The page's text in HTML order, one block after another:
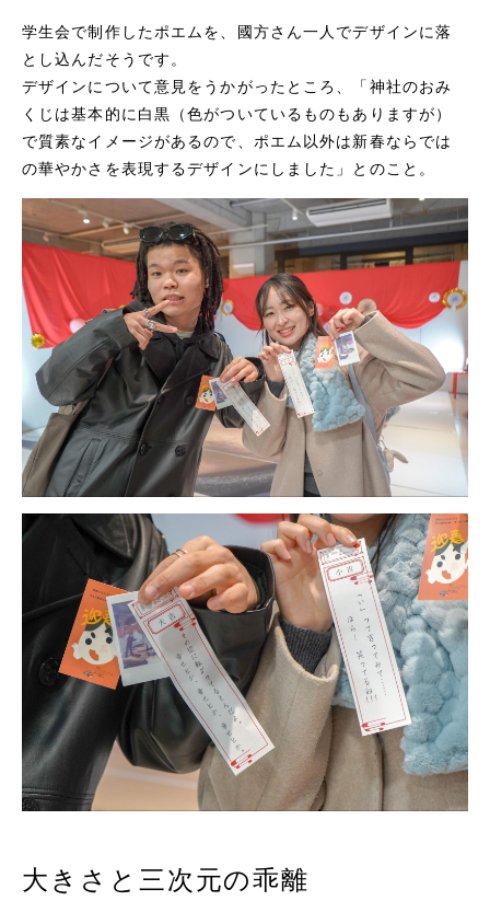
学生会で制作したポエムを、國方さん一人でデザインに落
とし込んだそうです。
デザインについて意見をうかがったところ、「神社のおみ
くじは基本的に白黒（色がついているものもありますが）
で質素なイメージがあるので、ポエム以外は新春ならでは
の華やかさを表現するデザインにしました」とのこと。
大きさと三次元の乖離